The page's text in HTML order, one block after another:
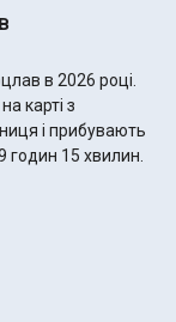
в 2026 році.
карті з
і прибувають
годин 15 хвилин.